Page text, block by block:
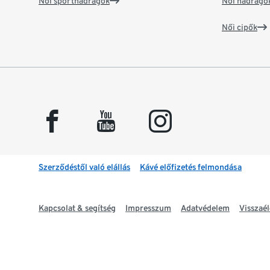
Női cipők
facebook youtube instagram
Szerződéstől való elállás Kávé előfizetés felmondása
Kapcsolat & segítség Impresszum Adatvédelem